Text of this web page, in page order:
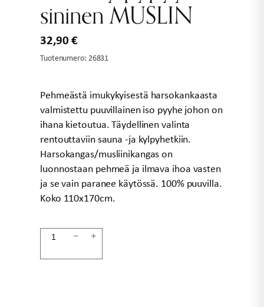
sininen MUSLIN
32,90€
Tuotenumero: 26831
Pehmeästä imukykyisestä harsokankaasta
valmistettu puuvillainen iso pyyhe johon on
ihana kietoutua. Täydellinen valinta
rentouttaviin sauna -ja kylpyhetkiin.
Harsokangas/musliinikangas on
luonnostaan pehmeä ja ilmava ihoa vasten
ja se vain paranee käytössä. 100% puuvilla.
Koko 110x170cm.
Harsokylpypyyhe
− +